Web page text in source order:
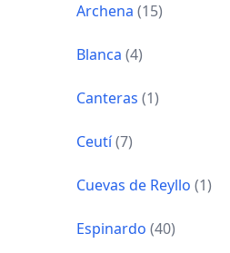
Archena (15)
Blanca (4)
Canteras (1)
Ceutí(7)
Cuevas de Reyllo (1)
Espinardo (40)